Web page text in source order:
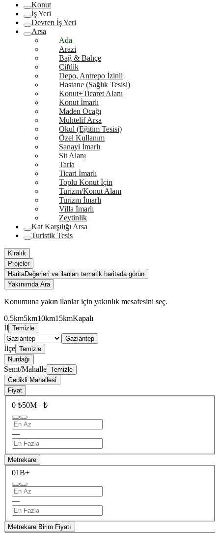
Konut
İş Yeri
Devren İş Yeri
Arsa
Ada
Arazi
Bağ & Bahçe
Çiftlik
Depo, Antrepo İzinli
Hastane (Sağlık Tesisi)
Konut+Ticaret Alanı
Konut İmarlı
Maden Ocağı
Muhtelif Arsa
Okul (Eğitim Tesisi)
Özel Kullanım
Sanayi İmarlı
Sit Alanı
Tarla
Ticari İmarlı
Toplu Konut İçin
Turizm/Konut Alanı
Turizm İmarlı
Villa İmarlı
Zeytinlik
Kat Karşılığı Arsa
Turistik Tesis
Kiralık
Projeler
HaritaDeğerleri ve ilanları tematik haritada görün
Yakınımda Ara
Konumuna yakın ilanlar için yakınlık mesafesini seç.
0.5km5km10km15kmKapalı
İl Temizle
Gaziantep
İlçe Temizle
Nurdağı
Semt/Mahalle Temizle
Gedikli Mahallesi
Fiyat
0 ₺50M+ ₺
—
Metrekare
01B+
—
Metrekare Birim Fiyatı